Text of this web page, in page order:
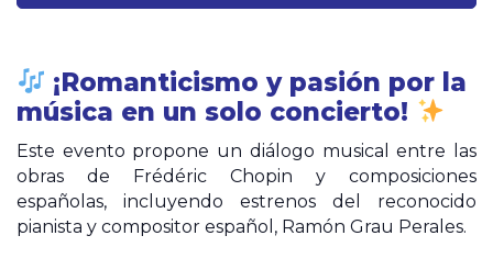
¡Romanticismo y pasión por la
música en un solo concierto!
Este evento propone un diálogo musical entre las
obras de Frédéric Chopin y composiciones
españolas, incluyendo estrenos del reconocido
pianista y compositor español, Ramón Grau Perales.